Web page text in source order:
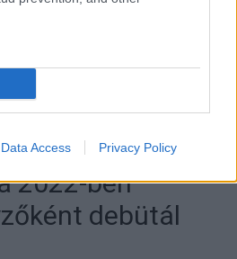
Data Access Privacy Policy